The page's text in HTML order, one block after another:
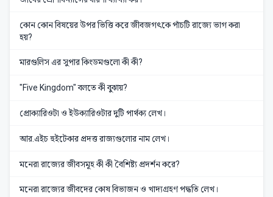
কোন কোন বিষয়ের উপর ভিত্তি করে জীবজগৎকে পাঁচটি রাজ্যে ভাগ করা
হয়?
মারগুলিস এর সুপার কিংডমগুলো কী কী?
"Five Kingdom" বলতে কী বুঝায়?
প্রোক্যারিওটা ও ইউক্যারিওটার দুটি পার্থক্য লেখ।
আর.এইচ হুইটেকার প্রদত্ত রাজ্যগুলোর নাম লেখ।
মনেরা রাজ্যের জীবসমূহ কী কী বৈশিষ্ট্য প্রদর্শন করে?
মনেরা রাজ্যের জীবদের কোষ বিভাজন ও খাদ্যগ্রহণ পদ্ধতি লেখ।